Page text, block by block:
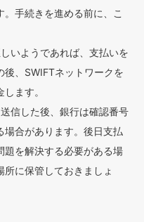
手続きを進める前に、こ
いようであれば、支払いを
、SWIFTネットワークを
ます。
信した後、銀行は確認番号
場合があります。後日支払
題を解決する必要がある場
に保管しておきましょ